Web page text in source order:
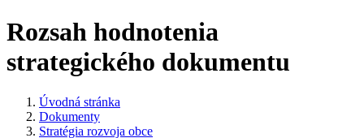
Rozsah hodnotenia
strategického dokumentu
Úvodná stránka
Dokumenty
Stratégia rozvoja obce